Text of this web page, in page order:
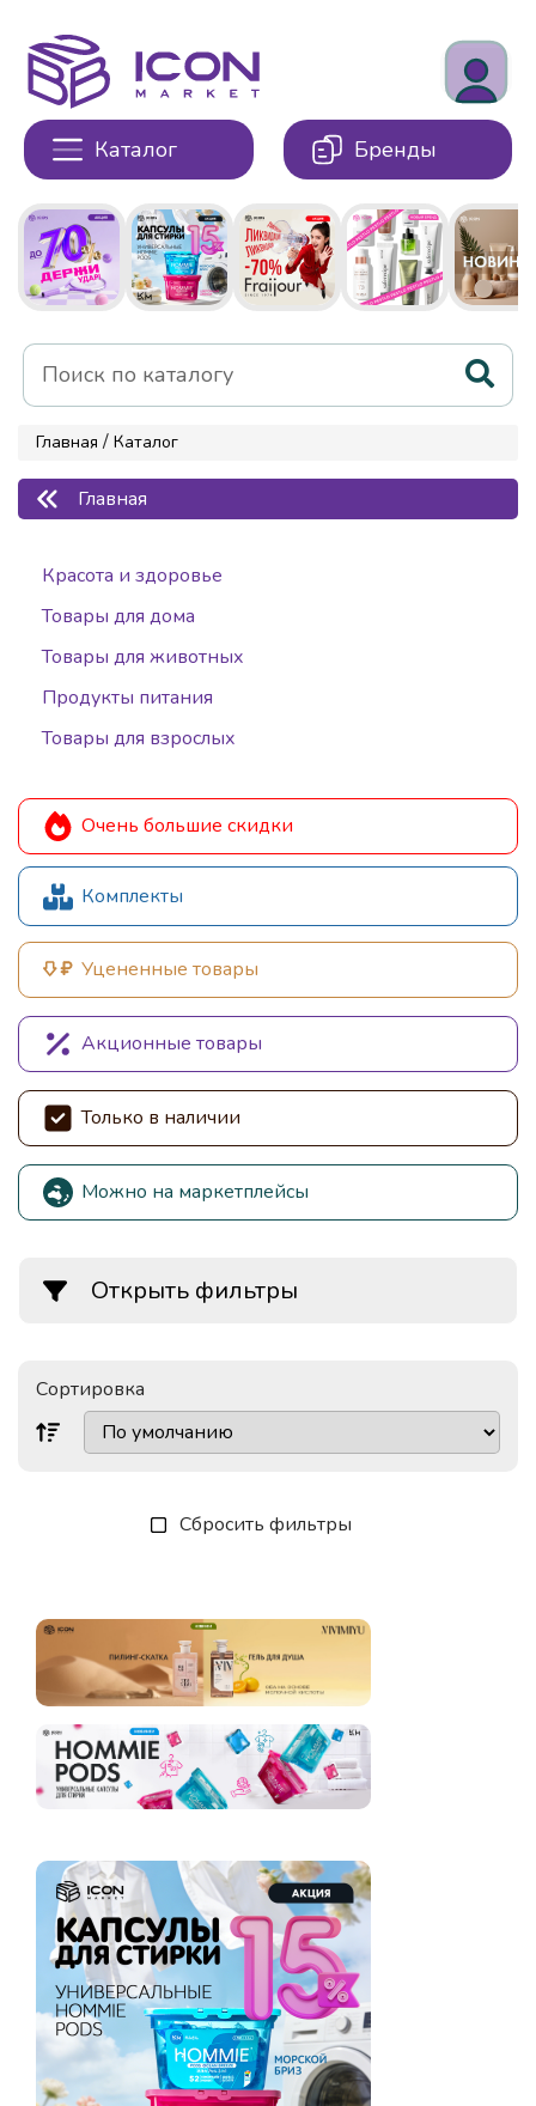
Каталог Бренды
Главная / Каталог
Главная
Красота и здоровье
Товары для дома
Товары для животных
Продукты питания
Товары для взрослых
Очень большие скидки
Комплекты
Уцененные товары
Акционные товары
Только в наличии
Можно на маркетплейсы
Открыть фильтры
Сортировка
Сбросить фильтры